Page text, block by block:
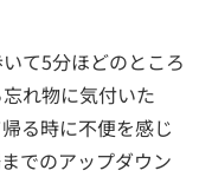
て5分ほどのところ
れ物に気付いた
る時に不便を感じ
でのアップダウン